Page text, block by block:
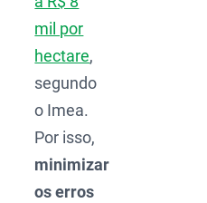
mil por
hectare,
segundo
o Imea.
Por isso,
minimizar
os erros